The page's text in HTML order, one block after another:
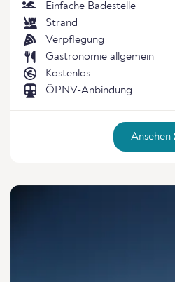
Einfache Badestelle
Strand
Verpflegung
Gastronomie allgemein
Kostenlos
ÖPNV-Anbindung
Ansehen